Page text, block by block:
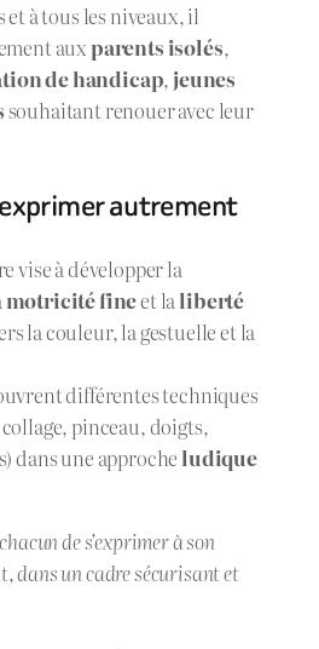
et à tous les niveaux, il
auxparents isolés,
de handicap, jeunes
souhaitant renouer avec leur
autrement
vise à développer la
motricité fineet laliberté
la couleur, la gestuelle et la
différentes techniques
pinceau, doigts,
dans une approche ludique
de s’exprimer à son
dans un cadre sécurisant et